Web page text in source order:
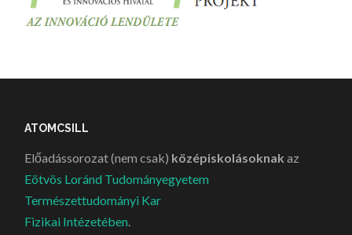
ATOMCSILL
Előadássorozat (nem csak) középiskolásoknak az
Eötvös Loránd Tudományegyetem
Természettudományi Kar
Fizikai Intézetében